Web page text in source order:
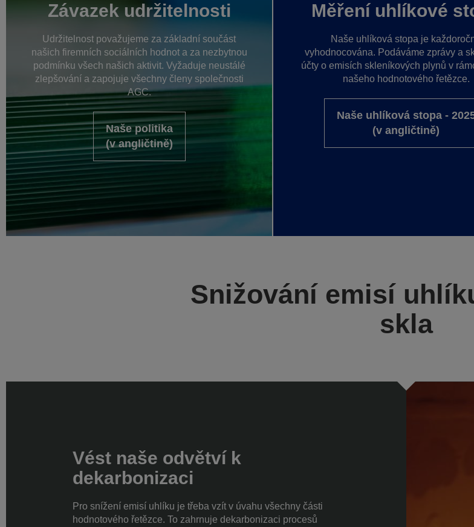
Závazek udržitelnosti
Udržitelnost považujeme za základní součást
našich firemních sociálních hodnot a za nezbytnou
podmínku všech našich aktivit. Vyžaduje neustálé
zlepšování a zapojuje všechny členy společnosti
AGC.
Naše politika
(v angličtině)
Měření uhlíkové
Naše uhlíková stopa je
vyhodnocována. Podáváme zprávy a
účty o emisích skleníkových plynů v
našeho hodnotového řetězce.
Naše uhlíková stopa -
(v angličtině)
Snižování emisí
skla
Vést naše odvětví k
dekarbonizaci
Pro snížení emisí uhlíku je třeba vzít v úvahu všechny části
hodnotového řetězce. To zahrnuje dekarbonizaci procesů